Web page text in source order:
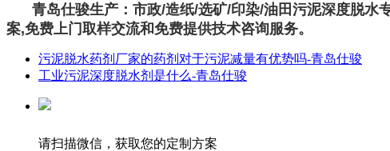
青岛仕骏生产：市政/造纸/选矿/印染/油田污泥深度脱水
案,免费上门取样交流和免费提供技术咨询服务。
污泥脱水药剂厂家的药剂对于污泥减量有优势吗-青岛仕骏
工业污泥深度脱水剂是什么-青岛仕骏
请扫描微信，获取您的定制方案